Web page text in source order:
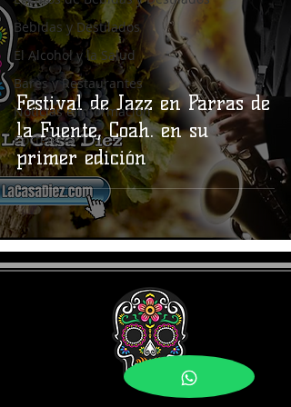
Bebidas y Destilados
El Alcohol y la Salud
Bares y Restaurantes
Noticias e Información
Coctelería
Festival de Jazz en Parras de
la Fuente, Coah. en su
primer edición